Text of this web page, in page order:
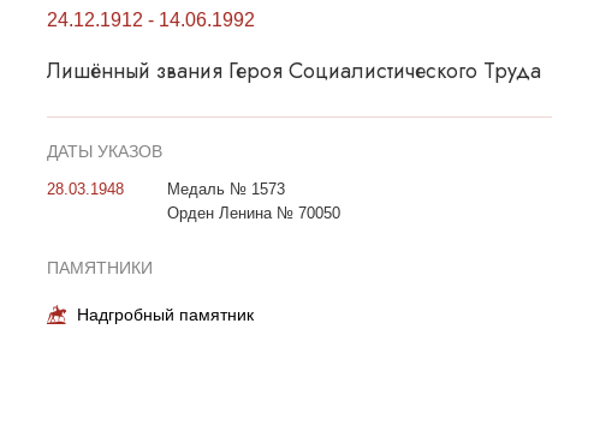
24.12.1912 - 14.06.1992
Лишённый звания Героя Социалистического Труда
ДАТЫ УКАЗОВ
28.03.1948
Медаль № 1573
Орден Ленина № 70050
ПАМЯТНИКИ
Надгробный памятник